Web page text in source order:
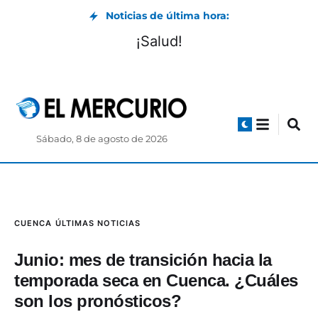
Noticias de última hora:
¡Salud!
Sábado, 8 de agosto de 2026
CUENCA ÚLTIMAS NOTICIAS
Junio: mes de transición hacia la
temporada seca en Cuenca. ¿Cuáles
son los pronósticos?